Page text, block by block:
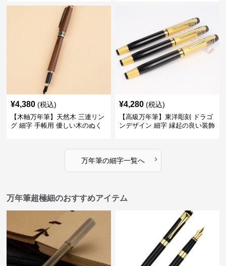
する
¥4,380 (税込)
【木軸万年筆】天然木 三連リン
グ 細字 手帳用 優しい木のぬく
¥4,280 (税込)
【高級万年筆】東洋彫刻 ドラゴ
ンデザイン 細字 縁起の良い装飾
万年筆の細字一覧へ ›
万年筆超極細のおすすめアイテム